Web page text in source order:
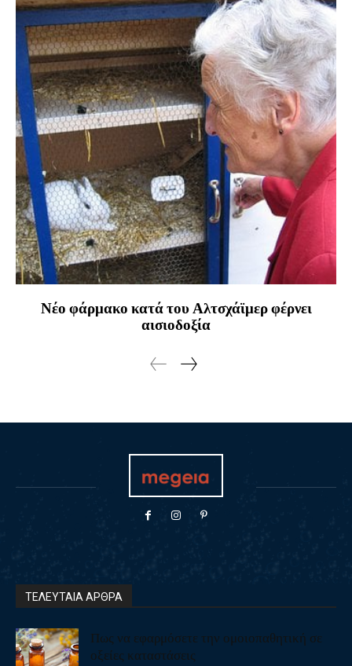
Νέο φάρμακο κατά του Αλτσχάϊμερ φέρνει
αισιοδοξία
ΤΕΛΕΥΤΑΙΑ ΑΡΘΡΑ
Πως να εφαρμόσετε την ομοιοπαθητική σε
οξείες καταστάσεις